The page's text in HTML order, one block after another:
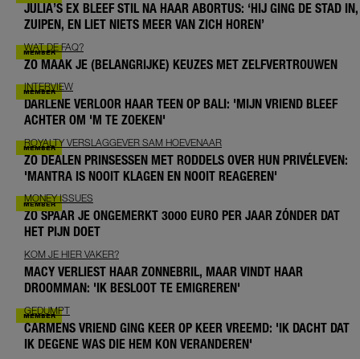
JULIA’S EX BLEEF STIL NA HAAR ABORTUS: ‘HIJ GING DE STAD IN,
ZUIPEN, EN LIET NIETS MEER VAN ZICH HOREN’
WAT DE FAQ?
ZO MAAK JE (BELANGRIJKE) KEUZES MET ZELFVERTROUWEN
INTERVIEW
DARLENE VERLOOR HAAR TEEN OP BALI: 'MIJN VRIEND BLEEF
ACHTER OM 'M TE ZOEKEN'
ROYALTY VERSLAGGEVER SAM HOEVENAAR
ZO DEALEN PRINSESSEN MET RODDELS OVER HUN PRIVÉLEVEN:
'MANTRA IS NOOIT KLAGEN EN NOOIT REAGEREN'
MONEY ISSUES
ZO SPAAR JE ONGEMERKT 3000 EURO PER JAAR ZÓNDER DAT
HET PIJN DOET
KOM JE HIER VAKER?
MACY VERLIEST HAAR ZONNEBRIL, MAAR VINDT HAAR
DROOMMAN: 'IK BESLOOT TE EMIGREREN'
GEDUMPT
CARMENS VRIEND GING KEER OP KEER VREEMD: 'IK DACHT DAT
IK DEGENE WAS DIE HEM KON VERANDEREN'